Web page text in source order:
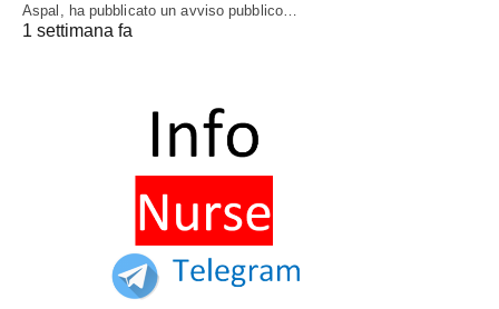
Aspal, ha pubblicato un avviso pubblico…
1 settimana fa